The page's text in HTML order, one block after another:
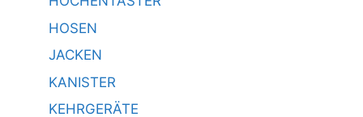
HOSEN
JACKEN
KANISTER
KEHRGERÄTE